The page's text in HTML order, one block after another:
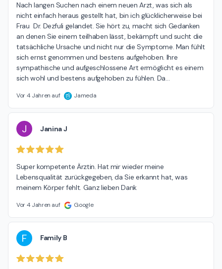
Nach langen Suchen nach einem neuen Arzt, was sich als
nicht einfach heraus gestellt hat, bin ich glücklicherweise bei
Frau  Dr. Dezfuli gelandet. Sie hört zu, macht sich Gedanken
an denen Sie einem teilhaben lässt, bekämpft und sucht die
tatsächliche Ursache und nicht nur die Symptome. Man fühlt
sich ernst genommen und bestens aufgehoben. Ihre
sympathische und aufgeschlossene Art ermöglicht es einem
sich wohl und bestens aufgehoben zu fühlen. Da…
Vor 4 Jahren auf Jameda
J Janina J
Super kompetente Ärztin. Hat mir wieder meine
Lebensqualität zurückgegeben, da Sie erkannt hat, was
meinem Körper fehlt. Ganz lieben Dank
Vor 4 Jahren auf Google
F Family B